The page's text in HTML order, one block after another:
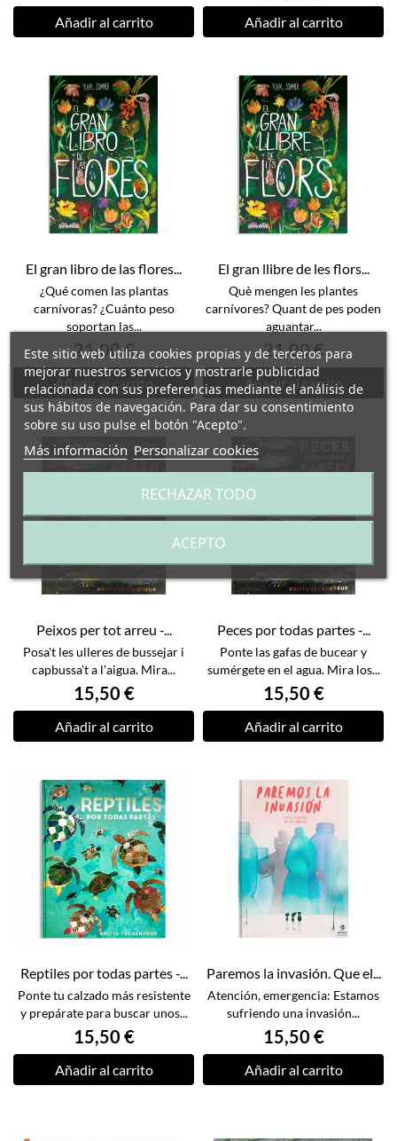
Añadir al carrito Añadir al carrito
El gran libro de las flores...
¿Qué comen las plantas
carnívoras? ¿Cuánto peso
soportan las...
21,00 €
Añadir al carrito
El gran llibre de les flors...
Què mengen les plantes
carnívores? Quant de pes poden
aguantar...
21,00 €
Añadir al carrito
Peixos per tot arreu -...
Posa't les ulleres de bussejar i
capbussa't a l'aigua. Mira...
15,50 €
Añadir al carrito
Peces por todas partes -...
Ponte las gafas de bucear y
sumérgete en el agua. Mira los...
15,50 €
Añadir al carrito
Reptiles por todas partes -...
Ponte tu calzado más resistente
y prepárate para buscar unos...
15,50 €
Añadir al carrito
Paremos la invasión. Que el...
Atención, emergencia: Estamos
sufriendo una invasión...
15,50 €
Añadir al carrito
Este sitio web utiliza cookies propias y de terceros para
mejorar nuestros servicios y mostrarle publicidad
relacionada con sus preferencias mediante el análisis de
sus hábitos de navegación. Para dar su consentimiento
sobre su uso pulse el botón "Acepto".
Más información Personalizar cookies
RECHAZAR TODO
ACEPTO